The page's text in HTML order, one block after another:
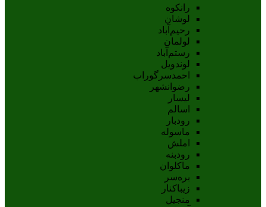
رانکوه
لوشان
رحیم‌آباد
لولمان
رستم‌آباد
لوندویل
احمدسرگوراب
رضوانشهر
لیسار
اسالم
رودبار
ماسوله
املش
رودبنه
ماکلوان
بره‌سر
زیباکنار
منجیل